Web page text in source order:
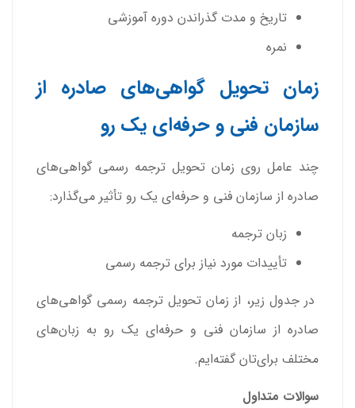
تاریخ و مدت گذراندن دوره آموزشی
نمره
زمان تحویل گواهی‌های صادره از
سازمان فنی و حرفه‌ای یک رو
چند عامل روی زمان تحویل ترجمه رسمی گواهی‌های
صادره از سازمان فنی و حرفه‌ای یک رو تأثیر می‌گذارد:
زبان ترجمه
تأییدات مورد نیاز برای ترجمه رسمی
در جدول زیر، از زمان تحویل ترجمه رسمی گواهی‌های
صادره از سازمان فنی و حرفه‌ای یک رو به زبان‌های
مختلف برای‌تان گفته‌ایم.
سوالات متداول